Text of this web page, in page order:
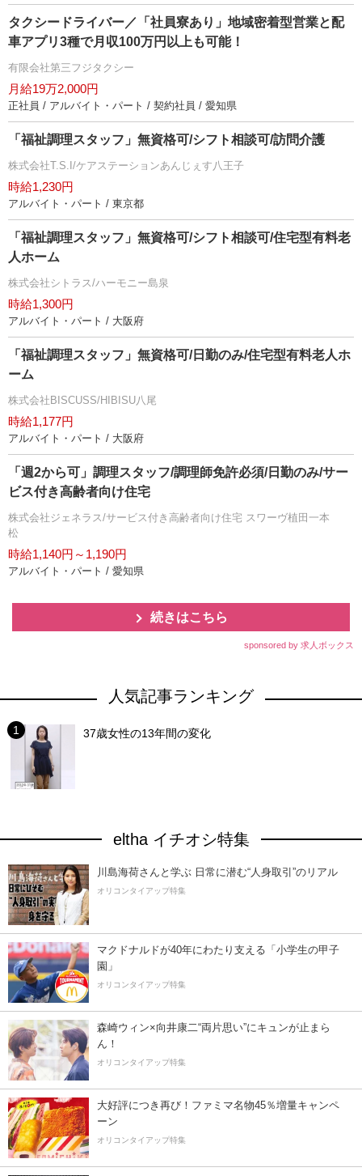
タクシードライバー／「社員寮あり」地域密着型営業と配
車アプリ3種で月収100万円以上も可能！
有限会社第三フジタクシー
月給19万2,000円
正社員 / アルバイト・パート / 契約社員 / 愛知県
「福祉調理スタッフ」無資格可/シフト相談可/訪問介護
株式会社T.S.I/ケアステーションあんじぇす八王子
時給1,230円
アルバイト・パート / 東京都
「福祉調理スタッフ」無資格可/シフト相談可/住宅型有料老
人ホーム
株式会社シトラス/ハーモニー島泉
時給1,300円
アルバイト・パート / 大阪府
「福祉調理スタッフ」無資格可/日勤のみ/住宅型有料老人ホ
ーム
株式会社BISCUSS/HIBISU八尾
時給1,177円
アルバイト・パート / 大阪府
「週2から可」調理スタッフ/調理師免許必須/日勤のみ/サー
ビス付き高齢者向け住宅
株式会社ジェネラス/サービス付き高齢者向け住宅 スワーヴ植田一本
松
時給1,140円～1,190円
アルバイト・パート / 愛知県
続きはこちら
sponsored by 求人ボックス
人気記事ランキング
37歳女性の13年間の変化
eltha イチオシ特集
川島海荷さんと学ぶ 日常に潜む“人身取引”のリアル
オリコンタイアップ特集
マクドナルドが40年にわたり支える「小学生の甲子
園」
オリコンタイアップ特集
森崎ウィン×向井康二“両片思い”にキュンが止まら
ん！
オリコンタイアップ特集
大好評につき再び！ファミマ名物45％増量キャンペ
ーン
オリコンタイアップ特集